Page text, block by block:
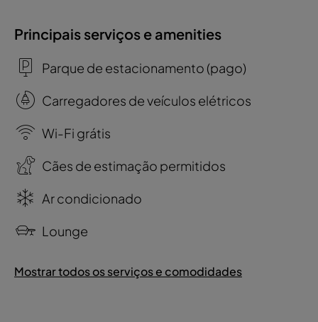
Principais serviços e amenities
Parque de estacionamento (pago)
Carregadores de veículos elétricos
Wi-Fi grátis
Cães de estimação permitidos
Ar condicionado
Lounge
Mostrar todos os serviços e comodidades